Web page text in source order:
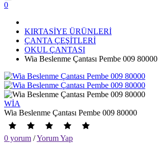
0
KIRTASİYE ÜRÜNLERİ
ÇANTA ÇEŞİTLERİ
OKUL ÇANTASI
Wia Beslenme Çantası Pembe 009 80000
WİA
Wia Beslenme Çantası Pembe 009 80000
0 yorum /Yorum Yap